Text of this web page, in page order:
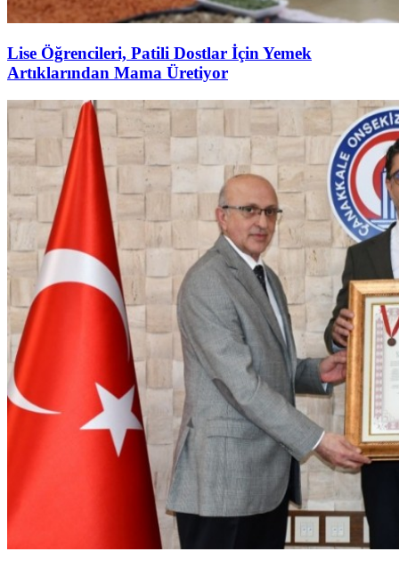
Lise Öğrencileri, Patili Dostlar İçin Yemek
Artıklarından Mama Üretiyor